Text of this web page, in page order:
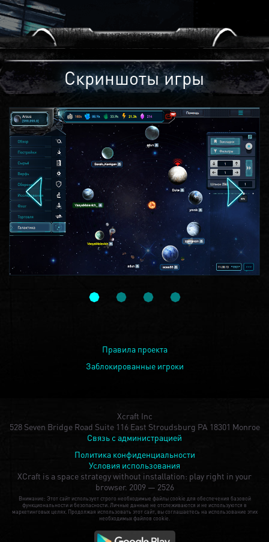
Скриншоты игры
Правила проекта
Заблокированные игроки
Xcraft Inc
528 Seven Bridge Road Suite 116 East Stroudsburg PA 18301 Monroe
Связь с администрацией
Политика конфиденциальности
Условия использования
XCraft is a space strategy without installation: play right in your
browser. 2009 — 2526
Внимание: Этот сайт использует строго необходимые файлы cookie для обеспечения базовой
функциональности и безопасности. Личные данные не отслеживаются и не используются в
маркетинговых целях. Продолжая использовать этот сайт, вы соглашаетесь на использование этих
необходимых файлов cookie.